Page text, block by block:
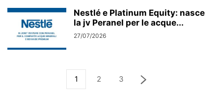
Nestlé e Platinum Equity: nasce
la jv Peranel per le acque...
27/07/2026
1 2 3